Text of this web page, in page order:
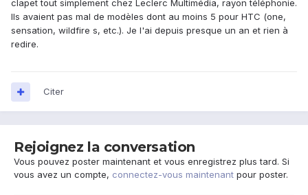
clapet tout simplement chez Leclerc Multimédia, rayon téléphonie.
Ils avaient pas mal de modèles dont au moins 5 pour HTC (one,
sensation, wildfire s, etc.). Je l'ai depuis presque un an et rien à
redire.
Citer
Rejoignez la conversation
Vous pouvez poster maintenant et vous enregistrez plus tard. Si
vous avez un compte, connectez-vous maintenant pour poster.